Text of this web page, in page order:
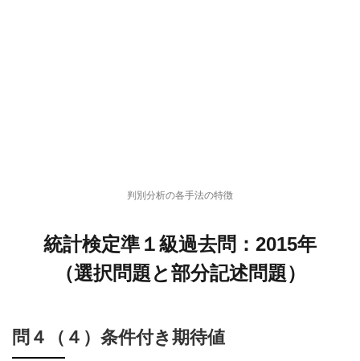
判別分析の各手法の特徴
統計検定準１級過去問：2015年
（選択問題と部分記述問題）
問４（４）条件付き期待値